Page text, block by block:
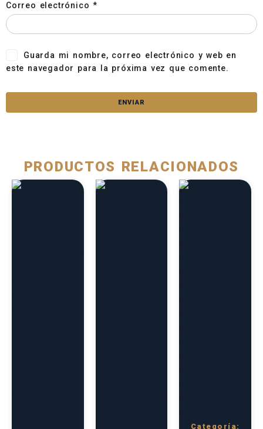
Correo electrónico*
Guarda mi nombre, correo electrónico y web en
este navegador para la próxima vez que comente.
PRODUCTOS RELACIONADOS
Categoría: